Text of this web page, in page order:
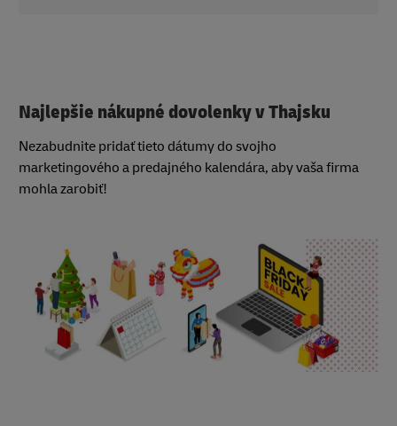
Najlepšie nákupné dovolenky v Thajsku
Nezabudnite pridať tieto dátumy do svojho
marketingového a predajného kalendára, aby vaša firma
mohla zarobiť!